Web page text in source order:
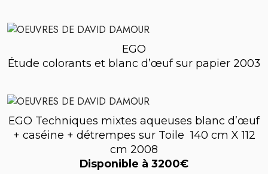
EGO
Étude colorants et blanc d’œuf sur papier 2003
EGO Techniques mixtes aqueuses blanc d’œuf
+ caséine + détrempes sur Toile 140 cm X 112
cm 2008
Disponible à 3200€